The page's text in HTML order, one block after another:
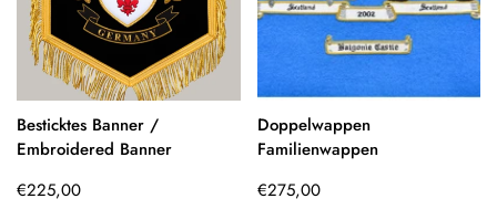
Besticktes Banner /
Embroidered Banner
Regulärer
€225,00
Doppelwappen
Familienwappen
Regulärer
€275,00